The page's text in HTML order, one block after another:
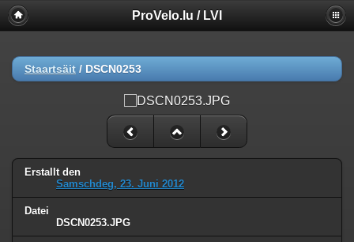
ProVelo.lu / LVI
Staartsäit / DSCN0253
Erstallt den
Samschdeg, 23. Juni 2012
Datei
DSCN0253.JPG